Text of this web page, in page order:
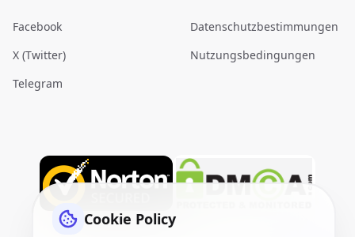
Facebook
X (Twitter)
Telegram
Datenschutzbestimmungen
Nutzungsbedingungen
Cookie Policy